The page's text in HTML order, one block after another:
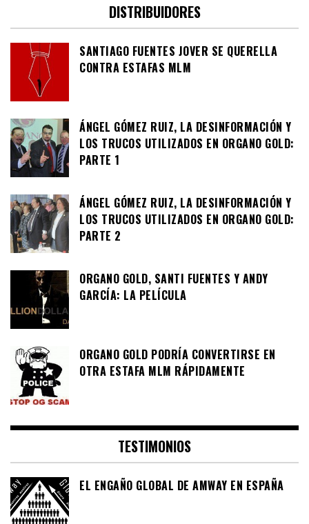
DISTRIBUIDORES
SANTIAGO FUENTES JOVER SE QUERELLA
CONTRA ESTAFAS MLM
ÁNGEL GÓMEZ RUIZ, LA DESINFORMACIÓN Y
LOS TRUCOS UTILIZADOS EN ORGANO GOLD:
PARTE 1
ÁNGEL GÓMEZ RUIZ, LA DESINFORMACIÓN Y
LOS TRUCOS UTILIZADOS EN ORGANO GOLD:
PARTE 2
ORGANO GOLD, SANTI FUENTES Y ANDY
GARCÍA: LA PELÍCULA
ORGANO GOLD PODRÍA CONVERTIRSE EN
OTRA ESTAFA MLM RÁPIDAMENTE
TESTIMONIOS
EL ENGAÑO GLOBAL DE AMWAY EN ESPAÑA